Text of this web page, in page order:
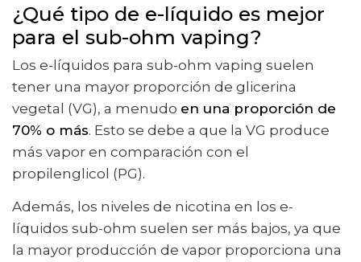
¿Qué tipo de e-líquido es mejor
para el sub-ohm vaping?
Los e-líquidos para sub-ohm vaping suelen
tener una mayor proporción de glicerina
vegetal (VG), a menudo en una proporción de
70% o más. Esto se debe a que la VG produce
más vapor en comparación con el
propilenglicol (PG).
Además, los niveles de nicotina en los e-
líquidos sub-ohm suelen ser más bajos, ya que
la mayor producción de vapor proporciona una